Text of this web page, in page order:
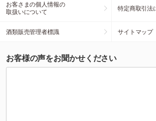
お客さまの個人情報の
取扱いについて
特定商取引法
酒類販売管理者標識 サイトマップ
お客様の声をお聞かせください